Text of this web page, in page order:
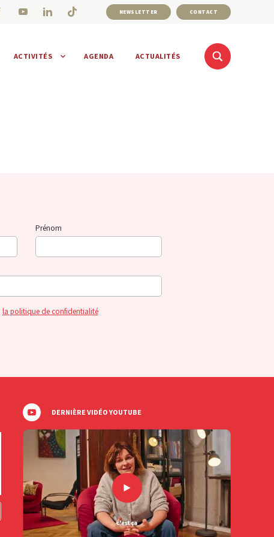
NEWSLETTER CONTACT
ACTIVITÉS AGENDA ACTUALITÉS
Prénom
la politique de confidentialité
DERNIÈRE VIDÉO YOUTUBE